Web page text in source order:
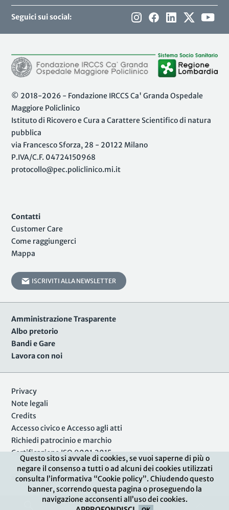
Questo sito si avvale di cookies, se vuoi saperne di più o
negare il consenso a tutti o ad alcuni dei cookies utilizzati
consulta l’informativa “Cookie policy”. Chiudendo questo
banner, scorrendo questa pagina o proseguendo la
navigazione acconsenti all’uso dei cookies.
Seguici sui social:
© 2018-2026 - Fondazione IRCCS Ca' Granda Ospedale
Maggiore Policlinico
Istituto di Ricovero e Cura a Carattere Scientifico di natura
pubblica
via Francesco Sforza, 28 - 20122 Milano
P.IVA/C.F. 04724150968
protocollo@pec.policlinico.mi.it
Contatti
Customer Care
Come raggiungerci
Mappa
ISCRIVITI ALLA NEWSLETTER
Amministrazione Trasparente
Albo pretorio
Bandi e Gare
Lavora con noi
Privacy
Note legali
Credits
Accesso civico e Accesso agli atti
Richiedi patrocinio e marchio
Certificazione ISO 9001:2015
Area Riservata